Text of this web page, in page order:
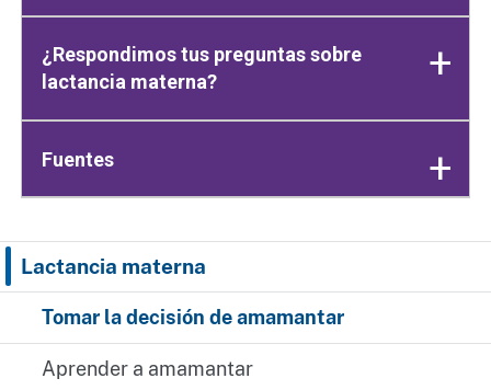
Lactancia materna
Tomar la decisión de amamantar
Aprender a amamantar
¿Respondimos tus preguntas sobre
lactancia materna?
Fuentes